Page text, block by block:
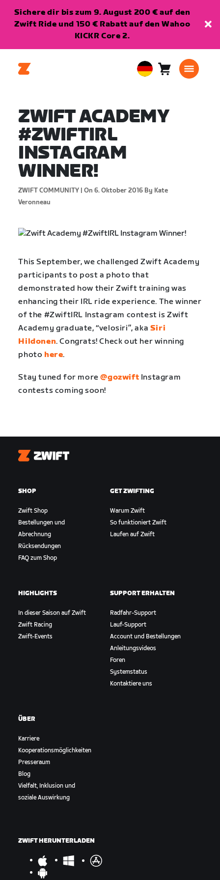
Sichere dir bis zum 9. August 200 € auf den
Zwift Ride und 150 € Rabatt auf den Wahoo
KICKR Core 2.
EuropeanWarenkorb
ZWIFT ACADEMY
#ZWIFTIRL
INSTAGRAM
WINNER!
ZWIFT COMMUNITY | On 6. Oktober 2016 By Kate
Veronneau
This September, we challenged Zwift Academy
participants to post a photo that
demonstrated how their Zwift training was
enhancing their IRL ride experience. The winner
of the #ZwiftIRL Instagram contest is Zwift
Academy graduate, “velosiri”, aka Siri
Hildonen. Congrats! Check out her winning
photo here.
Stay tuned for more@gozwift Instagram
contests coming soon!
Zwift
SHOP
Zwift Shop
Bestellungen und
Abrechnung
Rücksendungen
FAQ zum Shop
GET ZWIFTING
Warum Zwift
So funktioniert Zwift
Laufen auf Zwift
HIGHLIGHTS
In dieser Saison auf Zwift
Zwift Racing
Zwift-Events
SUPPORT ERHALTEN
Radfahr-Support
Lauf-Support
Account und Bestellungen
Anleitungsvideos
Foren
Systemstatus
Kontaktiere uns
ÜBER
Karriere
Kooperationsmöglichkeiten
Presseraum
Blog
Vielfalt, Inklusion und
soziale Auswirkung
ZWIFT HERUNTERLADEN